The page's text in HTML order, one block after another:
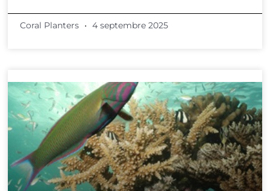
Coral Planters 4 septembre 2025